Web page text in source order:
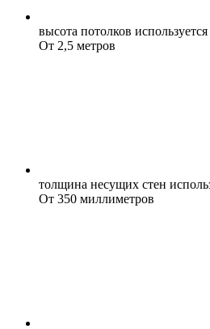
высота потолков
От 2,5 метров
толщина несущих стен
От 350 миллиметров